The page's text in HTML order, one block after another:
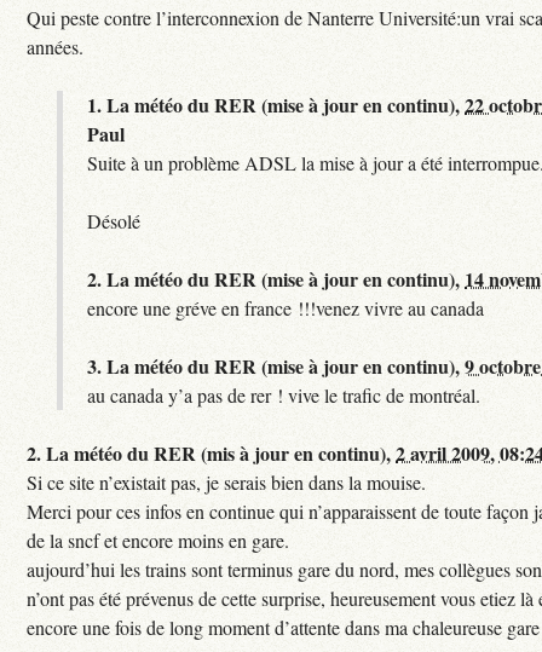
Qui peste contre l’interconnexion de Nanterre Université:un vrai
années.
1.La météo du RER (mise à jour en continu),22
Paul
Suite à un problème ADSL la mise à jour a été
Désolé
2.La météo du RER (mise à jour en continu), 14
encore une gréve en france !!!venez vivre au canada
3.La météo du RER (mise à jour en continu),9
au canada y’a pas de rer ! vive le trafic de montréal.
2.La météo du RER (mis à jour en continu),2 avril 2009,
Si ce site n’existait pas, je serais bien dans la mouise.
Merci pour ces infos en continue qui n’apparaissent de toute façon
de la sncf et encore moins en gare.
aujourd’hui les trains sont terminus gare du nord, mes collègues
n’ont pas été prévenus de cette surprise, heureusement vous etiez là
encore une fois de long moment d’attente dans ma chaleureuse